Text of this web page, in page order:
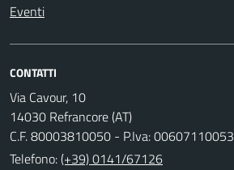
Eventi
CONTATTI
Via Cavour, 10
14030 Refrancore (AT)
C.F. 80003810050 - P.Iva: 00607110053
Telefono:(+39) 0141/67126